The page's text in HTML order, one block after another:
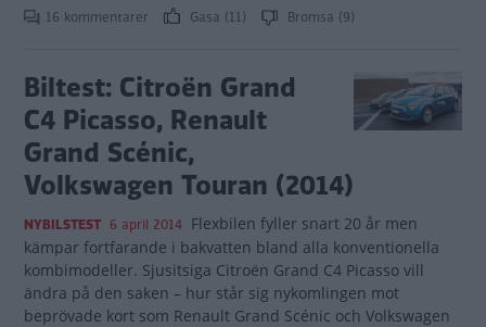
16 kommentarer Gasa (11) Bromsa (9)
Biltest: Citroën Grand
C4 Picasso, Renault
Grand Scénic,
Volkswagen Touran (2014)
NYBILSTEST 6 april 2014 Flexbilen fyller snart 20 år men
kämpar fortfarande i bakvatten bland alla konventionella
kombimodeller. Sjusitsiga Citroën Grand C4 Picasso vill
ändra på den saken – hur står sig nykomlingen mot
beprövade kort som Renault Grand Scénic och Volkswagen